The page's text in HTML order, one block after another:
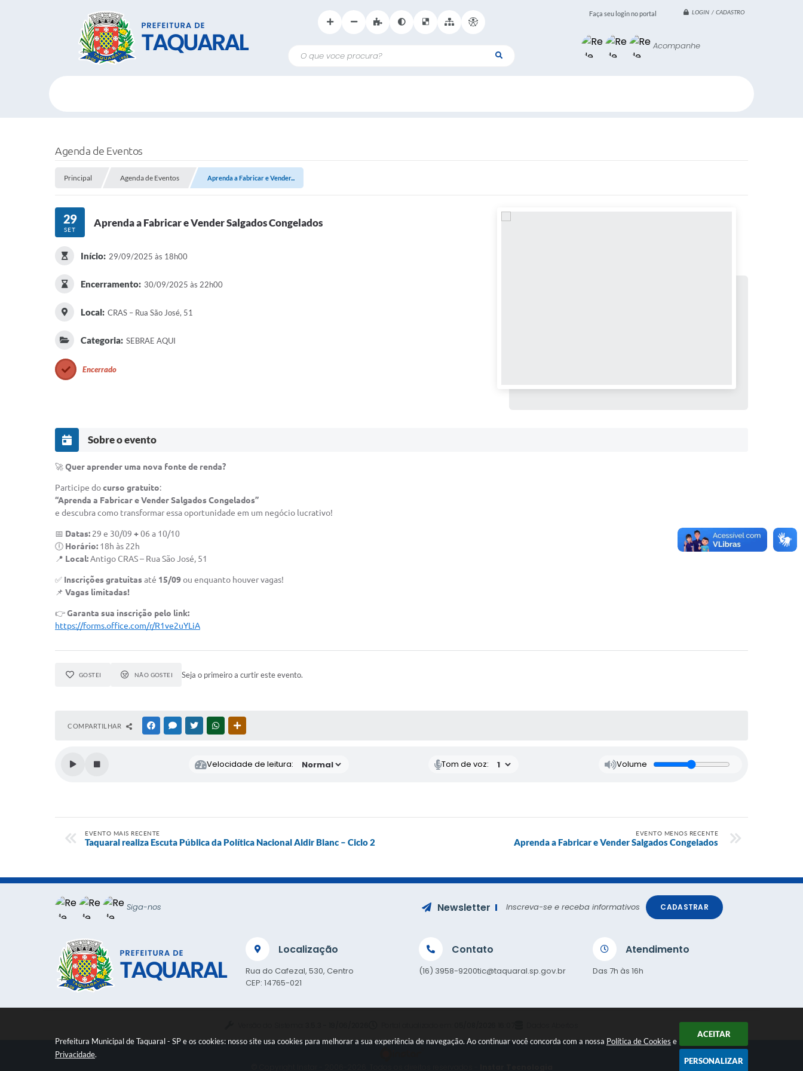
Prefeitura Municipal de Taquaral - SP e os cookies: nosso site usa cookies para melhorar a sua experiência de navegação. Ao continuar você concorda com a nossa Política de Cookies e
Privacidade.
ACEITAR
PERSONALIZAR
Faça seu login no portal LOGIN / CADASTRO
O que voce procura?
Acompanhe
Agenda de Eventos
Principal Agenda de Eventos Aprenda a Fabricar e Vender...
29
SET
Aprenda a Fabricar e Vender Salgados Congelados
Início: 29/09/2025 às 18h00
Encerramento: 30/09/2025 às 22h00
Local: CRAS – Rua São José, 51
Categoria: SEBRAE AQUI
Encerrado
Sobre o evento
🚀Quer aprender uma nova fonte de renda?
Participe docurso gratuito:
“Aprenda a Fabricar e Vender Salgados Congelados”
e descubra como transformar essa oportunidade em um negócio lucrativo!
📅 Datas: 29 e 30/09 +06 a 10/10
🕕 Horário: 18h às 22h
📍 Local:Antigo CRAS – Rua São José, 51
✅ Inscrições gratuitasaté 15/09ou enquanto houver vagas!
📌 Vagas limitadas!
👉Garanta sua inscrição pelo link:
https://forms.office.com/r/R1ve2uYLiA
GOSTEI NÃO GOSTEI Seja o primeiro a curtir este evento.
COMPARTILHAR FACEBOOKMESSENGER
TWITTERWHATSAPP
Velocidade de leitura: Tom de voz: Volume
EVENTO MAIS RECENTE
Taquaral realiza Escuta Pública da Política Nacional Aldir Blanc – Ciclo 2
EVENTO MENOS RECENTE
Aprenda a Fabricar e Vender Salgados Congelados
Siga-nos
Localização
Rua do Cafezal, 530, Centro
CEP: 14765-021
Contato
(16) 3958-9200tic@taquaral.sp.gov.br
Atendimento
Das 7h às 16h
Newsletter Inscreva-se e receba informativos CADASTRAR